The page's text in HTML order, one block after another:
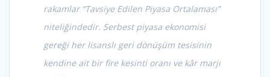
rakamlar “Tavsiye Edilen Piyasa Ortalaması”
niteliğindedir. Serbest piyasa ekonomisi
gereği her lisanslı geri dönüşüm tesisinin
kendine ait bir fire kesinti oranı ve kâr marjı